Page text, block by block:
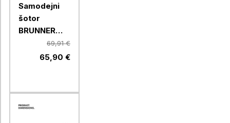
Samodejni
šotor
BRUNNER
STRATO 2
AUTOMATIC
69,91 €
65,90 €